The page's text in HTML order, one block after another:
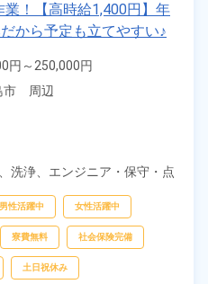
！【高時給1,400円】年
から予定も立てやすい♪
担！日払い制度OK！
円～250,000円
1,400円
　周辺
洗浄、 エンジニア・保守・点
男性活躍中 女性活躍中
寮費無料 社会保険完備
土日祝休み